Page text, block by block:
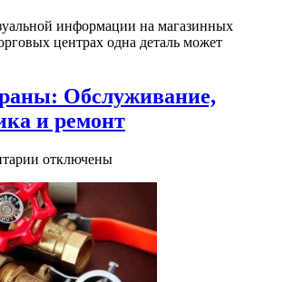
информации на магазинных
центрах одна деталь может
Обслуживание,
и ремонт
к
Шаровые
краны:
Обслуживание,
профилактика
и
ремонт
отключены